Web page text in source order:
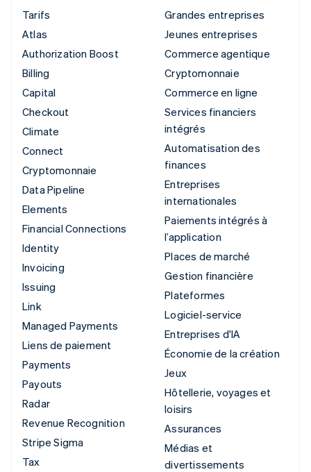
Tarifs
Atlas
Authorization Boost
Billing
Capital
Checkout
Climate
Connect
Cryptomonnaie
Data Pipeline
Elements
Financial Connections
Identity
Invoicing
Issuing
Link
Managed Payments
Liens de paiement
Payments
Payouts
Radar
Revenue Recognition
Stripe Sigma
Tax
Grandes entreprises
Jeunes entreprises
Commerce agentique
Cryptomonnaie
Commerce en ligne
Services financiers
intégrés
Automatisation des
finances
Entreprises
internationales
Paiements intégrés à
l’application
Places de marché
Gestion financière
Plateformes
Logiciel-service
Entreprises d'IA
Économie de la création
Jeux
Hôtellerie, voyages et
loisirs
Assurances
Médias et
divertissements